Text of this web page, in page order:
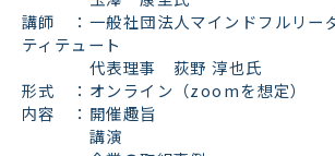
講師 ：一般社団法人マインドフルリー
ティテュート
代表理事 荻野 淳也氏
形式 ：オンライン（zoomを想定）
内容 ：開催趣旨
講演